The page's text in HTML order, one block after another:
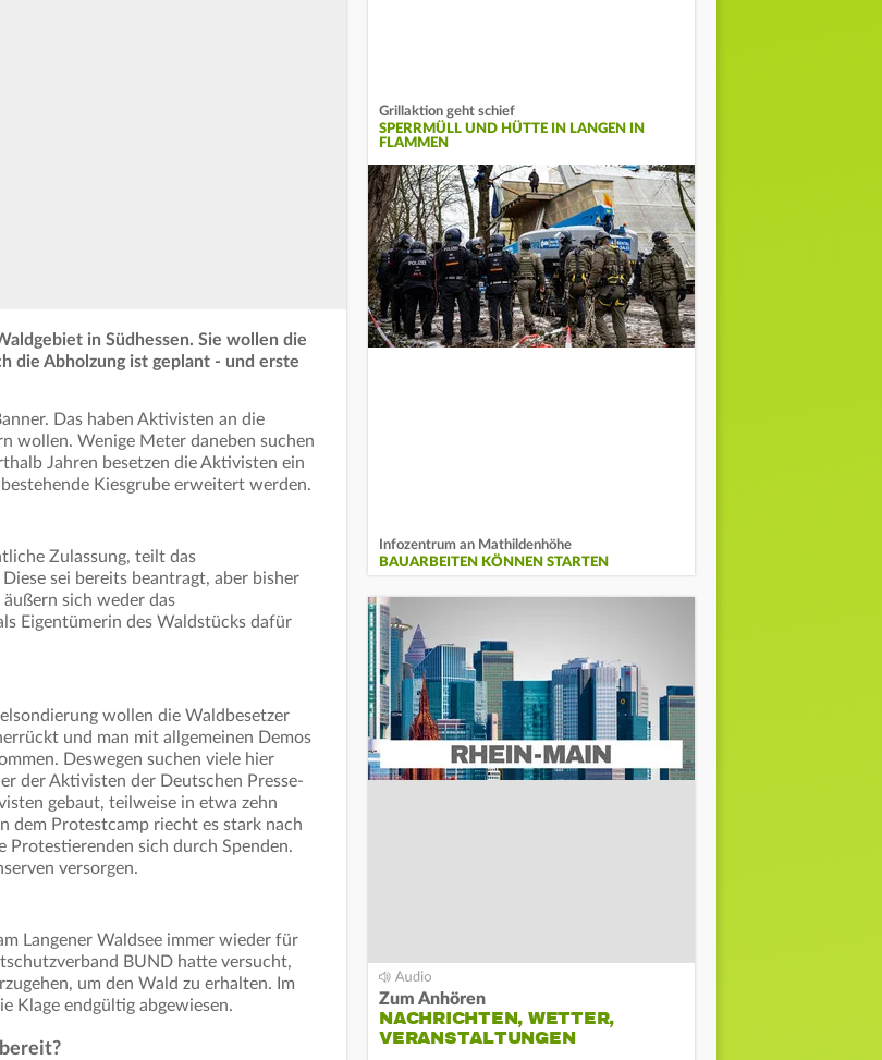
in Südhessen. Sie wollen die
die Abholzung ist geplant - und erste
Das haben Aktivisten an die
wollen. Wenige Meter daneben suchen
Jahren besetzen die Aktivisten ein
Kiesgrube erweitert werden.
Zulassung, teilt das
sei bereits beantragt, aber bisher
sich weder das
Eigentümerin des Waldstücks dafür
wollen die Waldbesetzer
und man mit allgemeinen Demos
Deswegen suchen viele hier
der Aktivisten der Deutschen Presse-
gebaut, teilweise in etwa zehn
dem Protestcamp riecht es stark nach
Protestierenden sich durch Spenden.
versorgen.
Langener Waldsee immer wieder für
BUND hatte versucht,
um den Wald zu erhalten. Im
Klage endgültig abgewiesen.
Grillaktion geht schief
SPERRMÜLL UND HÜTTE IN LANGEN IN
FLAMMEN
Infozentrum an Mathildenhöhe
BAUARBEITEN KÖNNEN STARTEN
Zum Anhören
NACHRICHTEN, WETTER,
VERANSTALTUNGEN